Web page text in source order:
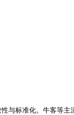
标准化。牛客等